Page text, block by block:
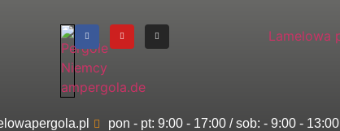
pon - pt: 9:00 - 17:00 / sob: - 9:00 - 13:00